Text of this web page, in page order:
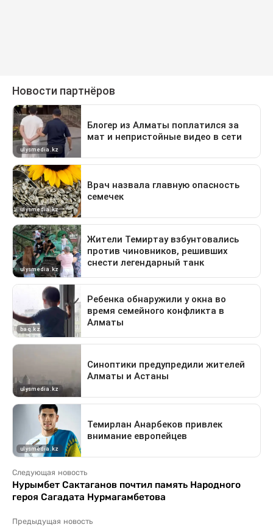
Следующая новость
Нурымбет Сактаганов почтил память Народного
героя Сагадата Нурмагамбетова
Предыдущая новость